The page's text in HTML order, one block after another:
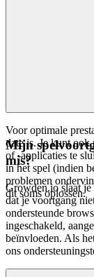
Voor optimale
date is. Je kunt ook
of -applicaties te
in het spel (indien
problemen
dit soms oplossen.
Mijn
mis?
Growden.io slaat
dat je voortgang
ondersteunde
ingeschakeld,
beïnvloeden. Als
ons